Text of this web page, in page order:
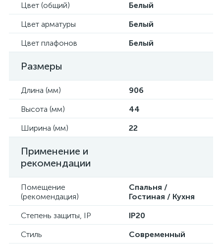
Цвет (общий)
Белый
Цвет арматуры
Белый
Цвет плафонов
Белый
Размеры
Длина (мм)
906
Высота (мм)
44
Ширина (мм)
22
Применение и
рекомендации
Помещение
(рекомендация)
Спальня /
Гостиная / Кухня
Степень защиты, IP
IP20
Стиль
Современный